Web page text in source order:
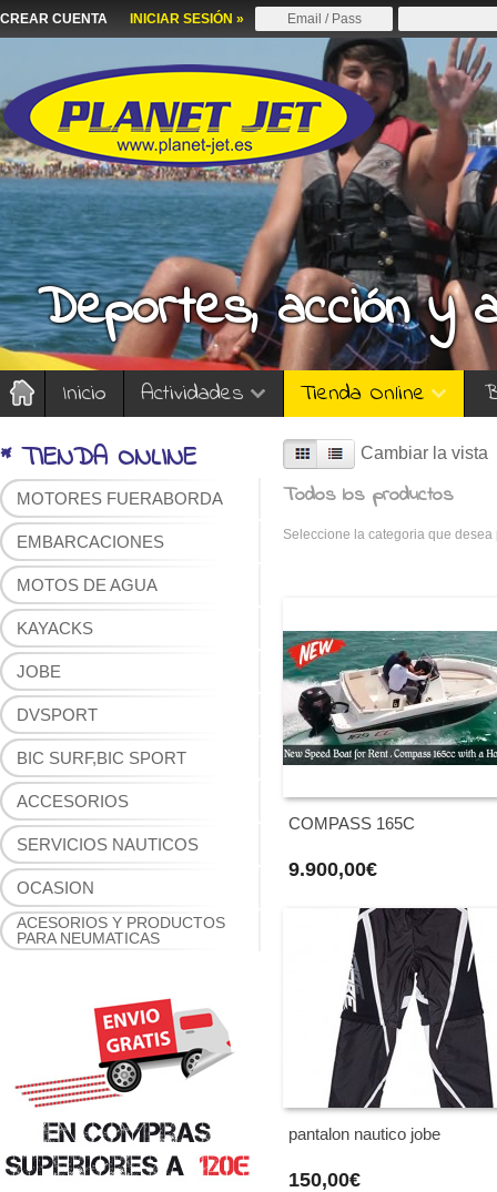
CREAR CUENTA INICIAR SESIÓN »
Deportes, acción y
Inicio Actividades Tienda Online
* TIENDA ONLINE
MOTORES FUERABORDA
EMBARCACIONES
MOTOS DE AGUA
KAYACKS
JOBE
DVSPORT
BIC SURF,BIC SPORT
ACCESORIOS
SERVICIOS NAUTICOS
OCASION
ACESORIOS Y PRODUCTOS
PARA NEUMATICAS
Cambiar la vista
Todos los productos
Seleccione la categoria que
COMPASS 165C
9.900,00€
pantalon nautico jobe
150,00€